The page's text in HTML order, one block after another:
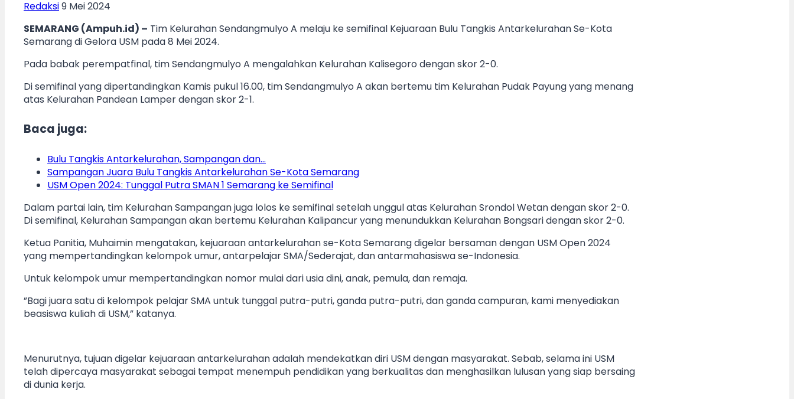
Redaksi9 Mei 2024
SEMARANG (Ampuh.id) – Tim Kelurahan Sendangmulyo A melaju ke semifinal Kejuaraan Bulu Tangkis Antarkelurahan Se-Kota
Semarang di Gelora USM pada 8 Mei 2024.
Pada babak perempatfinal, tim Sendangmulyo A mengalahkan Kelurahan Kalisegoro dengan skor 2-0.
Di semifinal yang dipertandingkan Kamis pukul 16.00, tim Sendangmulyo A akan bertemu tim Kelurahan Pudak Payung yang menang
atas Kelurahan Pandean Lamper dengan skor 2-1.
Baca juga:
Bulu Tangkis Antarkelurahan, Sampangan dan…
Sampangan Juara Bulu Tangkis Antarkelurahan Se-Kota Semarang
USM Open 2024: Tunggal Putra SMAN 1 Semarang ke Semifinal
Dalam partai lain, tim Kelurahan Sampangan juga lolos ke semifinal setelah unggul atas Kelurahan Srondol Wetan dengan skor 2-0.
Di semifinal, Kelurahan Sampangan akan bertemu Kelurahan Kalipancur yang menundukkan Kelurahan Bongsari dengan skor 2-0.
Ketua Panitia, Muhaimin mengatakan, kejuaraan antarkelurahan se-Kota Semarang digelar bersaman dengan USM Open 2024
yang mempertandingkan kelompok umur, antarpelajar SMA/Sederajat, dan antarmahasiswa se-Indonesia.
Untuk kelompok umur mempertandingkan nomor mulai dari usia dini, anak, pemula, dan remaja.
”Bagi juara satu di kelompok pelajar SMA untuk tunggal putra-putri, ganda putra-putri, dan ganda campuran, kami menyediakan
beasiswa kuliah di USM,” katanya.
Menurutnya, tujuan digelar kejuaraan antarkelurahan adalah mendekatkan diri USM dengan masyarakat. Sebab, selama ini USM
telah dipercaya masyarakat sebagai tempat menempuh pendidikan yang berkualitas dan menghasilkan lulusan yang siap bersaing
di dunia kerja.